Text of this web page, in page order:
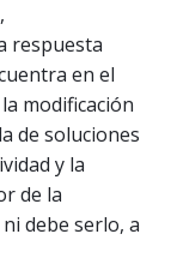
respuesta
en el
modificación
de soluciones
y la
de la
debe serlo, a